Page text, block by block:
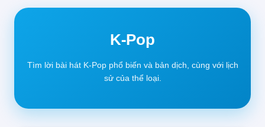
K-Pop
Tìm lời bài hát K-Pop phổ biến và bản dịch, cùng với lịch
sử của thể loại.